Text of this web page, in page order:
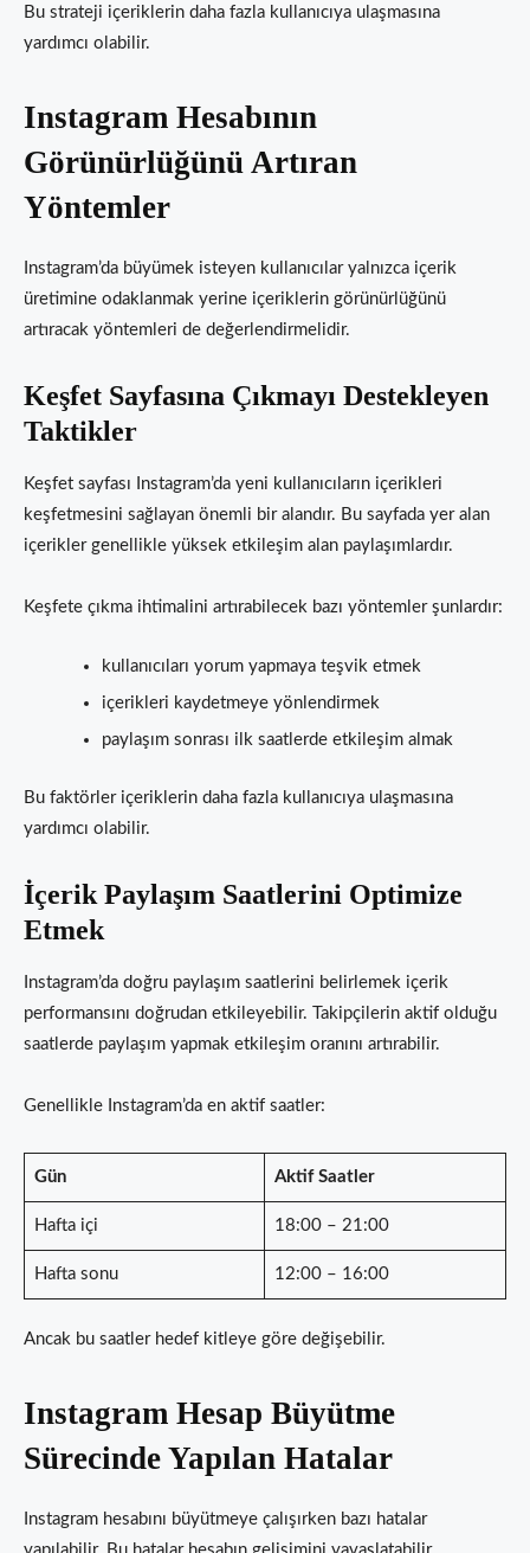
Bu strateji içeriklerin daha fazla kullanıcıya ulaşmasına
yardımcı olabilir.
Instagram Hesabının
Görünürlüğünü Artıran
Yöntemler
Instagram’da büyümek isteyen kullanıcılar yalnızca içerik
üretimine odaklanmak yerine içeriklerin görünürlüğünü
artıracak yöntemleri de değerlendirmelidir.
Keşfet Sayfasına Çıkmayı Destekleyen
Taktikler
Keşfet sayfası Instagram’da yeni kullanıcıların içerikleri
keşfetmesini sağlayan önemli bir alandır. Bu sayfada yer alan
içerikler genellikle yüksek etkileşim alan paylaşımlardır.
Keşfete çıkma ihtimalini artırabilecek bazı yöntemler şunlardır:
kullanıcıları yorum yapmaya teşvik etmek
içerikleri kaydetmeye yönlendirmek
paylaşım sonrası ilk saatlerde etkileşim almak
Bu faktörler içeriklerin daha fazla kullanıcıya ulaşmasına
yardımcı olabilir.
İçerik Paylaşım Saatlerini Optimize
Etmek
Instagram’da doğru paylaşım saatlerini belirlemek içerik
performansını doğrudan etkileyebilir. Takipçilerin aktif olduğu
saatlerde paylaşım yapmak etkileşim oranını artırabilir.
Genellikle Instagram’da en aktif saatler:
Gün Aktif Saatler
Hafta içi 18:00 – 21:00
Hafta sonu 12:00 – 16:00
Ancak bu saatler hedef kitleye göre değişebilir.
Instagram Hesap Büyütme
Sürecinde Yapılan Hatalar
Instagram hesabını büyütmeye çalışırken bazı hatalar